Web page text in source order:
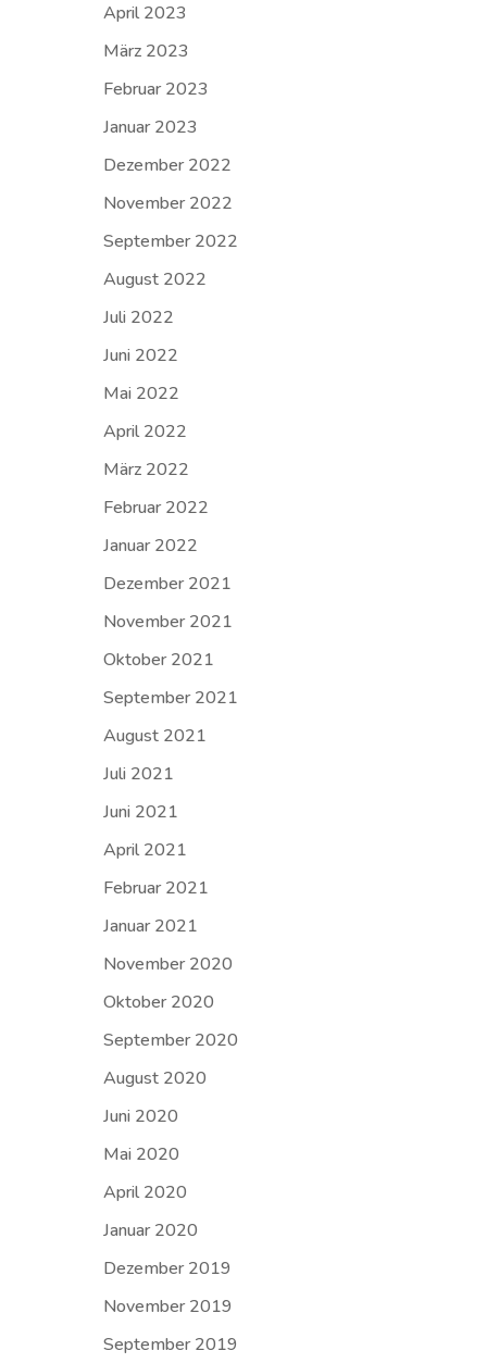
April 2023
März 2023
Februar 2023
Januar 2023
Dezember 2022
November 2022
September 2022
August 2022
Juli 2022
Juni 2022
Mai 2022
April 2022
März 2022
Februar 2022
Januar 2022
Dezember 2021
November 2021
Oktober 2021
September 2021
August 2021
Juli 2021
Juni 2021
April 2021
Februar 2021
Januar 2021
November 2020
Oktober 2020
September 2020
August 2020
Juni 2020
Mai 2020
April 2020
Januar 2020
Dezember 2019
November 2019
September 2019